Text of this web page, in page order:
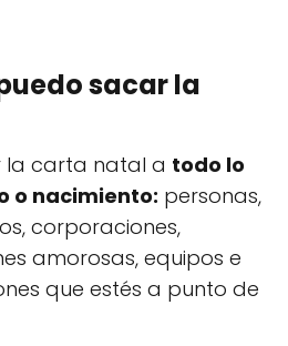
sacar la
la carta natal a todo lo
o nacimiento: personas,
corporaciones,
amorosas, equipos e
que estés a punto de